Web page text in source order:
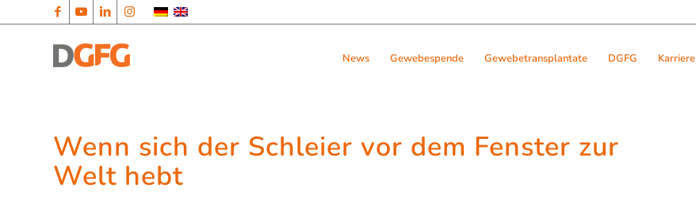
News Gewebespende Gewebetransplantate DGFG Karriere
Wenn sich der Schleier vor dem Fenster zur
Welt hebt